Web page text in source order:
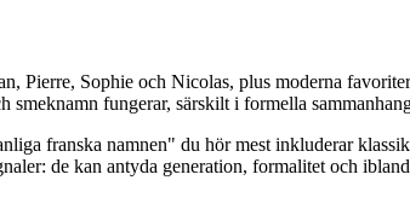
Pierre, Sophie och Nicolas, plus moderna
smeknamn fungerar, särskilt i formella
franska namnen" du hör mest inkluderar
de kan antyda generation, formalitet och